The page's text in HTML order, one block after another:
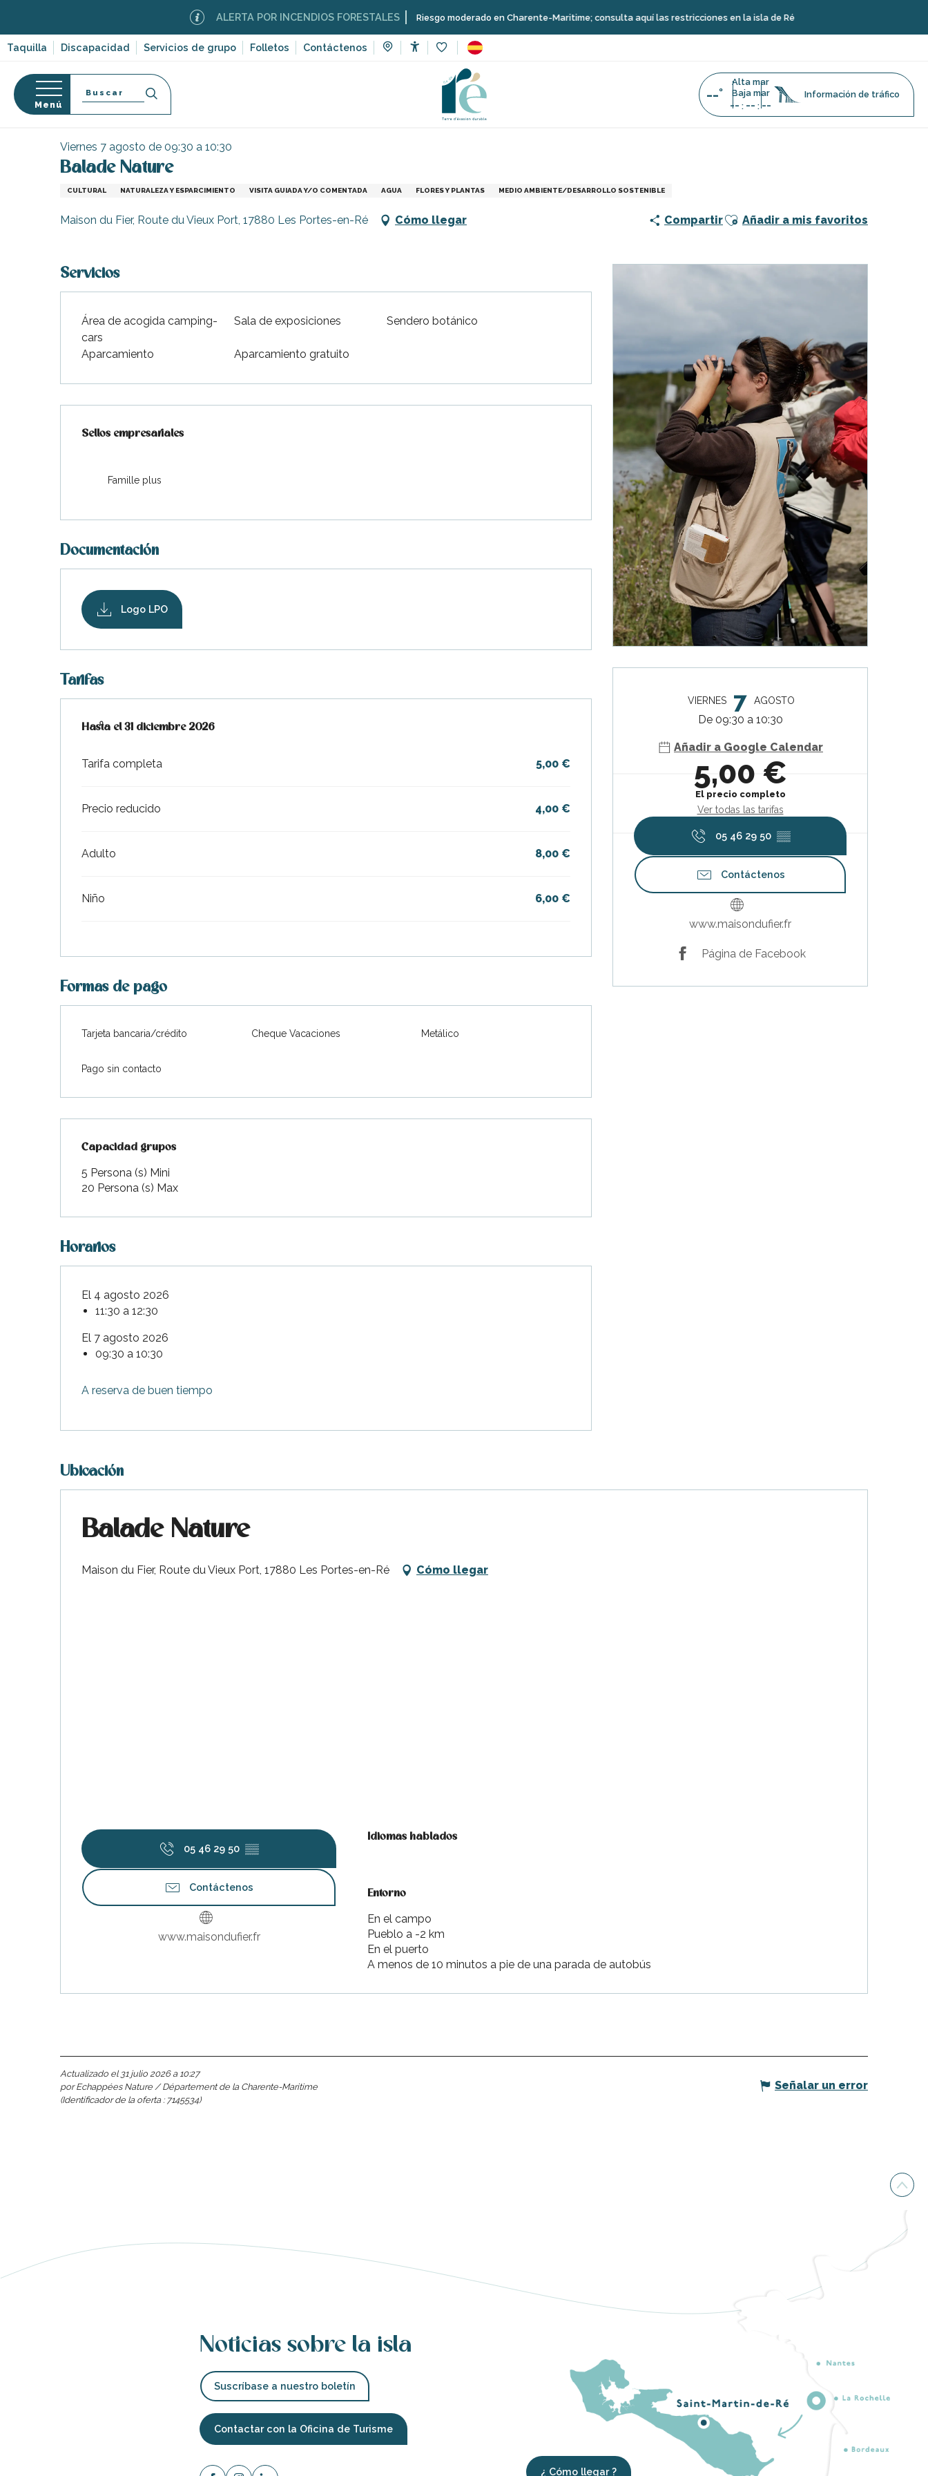
contenu
principal
Taquilla Discapacidad Servicios de grupo Folletos Contáctenos
ALERTA POR INCENDIOS FORESTALES Riesgo moderado en Charente-Maritime; consulta aquí las restricciones en la isla de Ré
Plage
Menú
Buscar --°
Alta mar
Baja mar
-- : -- : --
Información de tráfico
Página Web
Viernes 7 agosto de 09:30 a 10:30
Balade Nature
CULTURAL NATURALEZA Y ESPARCIMIENTO VISITA GUIADA Y/O COMENTADA AGUA FLORES Y PLANTAS MEDIO AMBIENTE/DESARROLLO SOSTENIBLE
Maison du Fier, Route du Vieux Port, 17880 Les Portes-en-Ré Cómo llegar CompartirAjouter aux favoris
Añadir a mis favoritos
VIERNES 7 AGOSTO
De 09:30 a 10:30
Añadir a Google Calendar
5,00 €
El precio completo
Ver todas las tarifas
05 46 29 50 ▒▒
Contáctenos
www.maisondufier.fr
Página de Facebook
Servicios
Área de acogida camping-
cars
Sala de exposiciones Sendero botánico
Aparcamiento Aparcamiento gratuito
Oferta de prestaciones
Sellos empresariales
Sellos empresariales
Famille plus
Documentación
Logo LPO
Tarifas
Desde 31 marzo 2021hasta31 diciembre 2026
Hasta el31 diciembre 2026
Tarifa completa 5,00 €
Precio reducido 4,00 €
Adulto 8,00 €
Niño 6,00 €
Formas de pago
Tarjeta bancaria/crédito Cheque Vacaciones Metálico
Pago sin contacto
Capacidad grupos
Capacidad grupos
5 Persona (s) Mini
20 Persona (s) Max
Horarios
El 4 agosto 2026
11:30 a 12:30
El 7 agosto 2026
09:30 a 10:30
A reserva de buen tiempo
Ubicación
Balade Nature
Maison du Fier, Route du Vieux Port, 17880 Les Portes-en-Ré Cómo llegar
05 46 29 50▒▒
Contáctenos
www.maisondufier.fr
Idiomas hablados
Idiomas hablados
Entorno
Entorno
En el campo
Pueblo a -2 km
En el puerto
A menos de 10 minutos a pie de una parada de autobús
Actualizado el 31 julio 2026 a 10:27
por Echappées Nature / Département de la Charente-Maritime
(Identificador de la oferta : 7145534)
Señalar un error
Noticias sobre la isla
Suscríbase a nuestro boletín
Contactar con la Oficina de Turisme
¿ Cómo llegar ?